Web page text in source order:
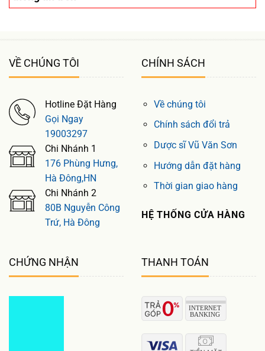
VỀ CHÚNG TÔI
Hotline Đặt Hàng
Gọi Ngay
19003297
Chi Nhánh 1
176 Phùng Hưng,
Hà Đông,HN
Chi Nhánh 2
80B Nguyễn Công
Trứ, Hà Đông
CHÍNH SÁCH
Về chúng tôi
Chính sách đổi trả
Dược sĩ Vũ Văn Sơn
Hướng dẫn đặt hàng
Thời gian giao hàng
HỆ THỐNG CỬA HÀNG
CHỨNG NHẬN THANH TOÁN